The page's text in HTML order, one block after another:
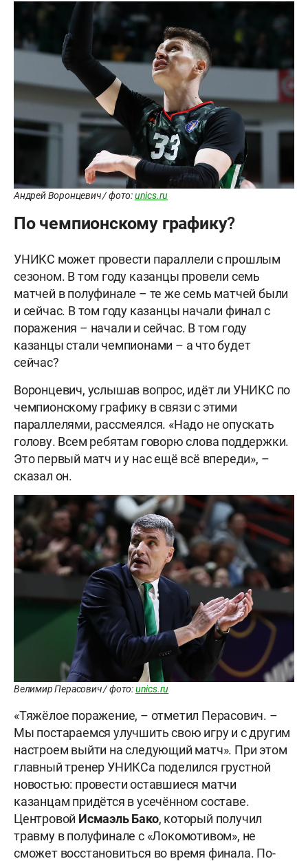
Андрей Воронцевич / фото:unics.ru
По чемпионскому графику?
УНИКС может провести параллели с прошлым
сезоном. В том году казанцы провели семь
матчей в полуфинале – те же семь матчей были
и сейчас. В том году казанцы начали финал с
поражения – начали и сейчас. В том году
казанцы стали чемпионами – а что будет
сейчас?
Воронцевич, услышав вопрос, идёт ли УНИКС по
чемпионскому графику в связи с этими
параллелями, рассмеялся. «Надо не опускать
голову. Всем ребятам говорю слова поддержки.
Это первый матч и у нас ещё всё впереди», –
сказал он.
Велимир Перасович / фото:unics.ru
«Тяжёлое поражение, – отметил Перасович. –
Мы постараемся улучшить свою игру и с другим
настроем выйти на следующий матч». При этом
главный тренер УНИКСа поделился грустной
новостью: провести оставшиеся матчи
казанцам придётся в усечённом составе.
Центровой Исмаэль Бако, который получил
травму в полуфинале с «Локомотивом», не
сможет восстановиться во время финала. По-